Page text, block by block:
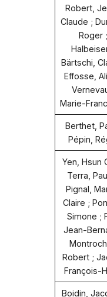
Robert,
Claude ;
Roger ;
Bärtschi,
Effosse,
Marie-
Berthet,
Pépin,
Yen, Hsun
Terra,
Pignal,
Claire ;
Simone ;
Jean-
Robert ;
François-
Boidin,